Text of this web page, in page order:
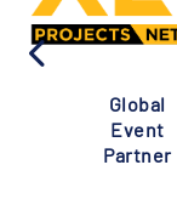
Global
Event
Partner